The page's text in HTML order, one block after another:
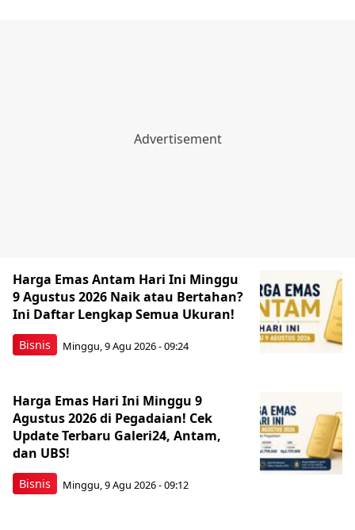
Bisnis
Harga Emas Antam Hari Ini Minggu
9 Agustus 2026 Naik atau Bertahan?
Ini Daftar Lengkap Semua Ukuran!
Minggu, 9 Agu 2026 - 09:24
Bisnis
Harga Emas Hari Ini Minggu 9
Agustus 2026 di Pegadaian! Cek
Update Terbaru Galeri24, Antam,
dan UBS!
Minggu, 9 Agu 2026 - 09:12